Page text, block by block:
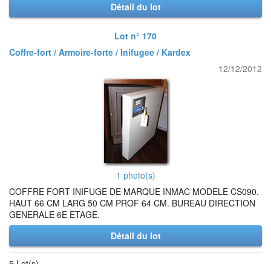
Détail du lot
Lot n° 170
Coffre-fort / Armoire-forte / Inifugee / Kardex
12/12/2012
1 photo(s)
COFFRE FORT INIFUGE DE MARQUE INMAC MODELE CS090.
HAUT 66 CM LARG 50 CM PROF 64 CM. BUREAU DIRECTION
GENERALE 6E ETAGE.
Détail du lot